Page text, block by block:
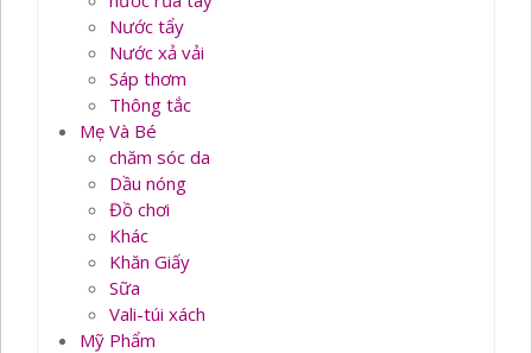
Nước tẩy
Nước xả vải
Sáp thơm
Thông tắc
Mẹ Và Bé
chăm sóc da
Dầu nóng
Đồ chơi
Khác
Khăn Giấy
Sữa
Vali-túi xách
Mỹ Phẩm